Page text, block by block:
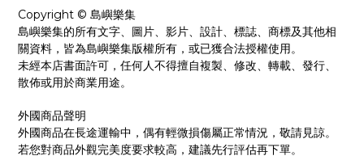
Copyright © 島嶼樂集
島嶼樂集的所有文字、圖片、影片、設計、標誌、商標及其他相
關資料，皆為島嶼樂集版權所有，或已獲合法授權使用。
未經本店書面許可，任何人不得擅自複製、修改、轉載、發行、
散佈或用於商業用途。
外國商品聲明
外國商品在長途運輸中，偶有輕微損傷屬正常情況，敬請見諒。
若您對商品外觀完美度要求較高，建議先行評估再下單。